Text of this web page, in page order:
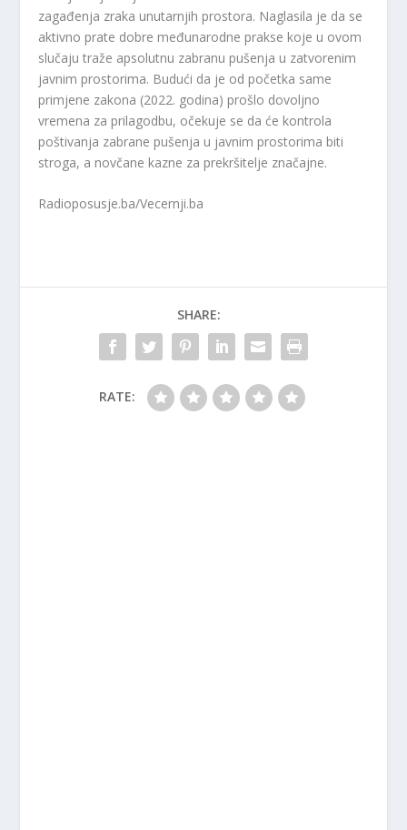
zagađenja zraka unutarnjih prostora. Naglasila je da se
aktivno prate dobre međunarodne prakse koje u ovom
slučaju traže apsolutnu zabranu pušenja u zatvorenim
javnim prostorima. Budući da je od početka same
primjene zakona (2022. godina) prošlo dovoljno
vremena za prilagodbu, očekuje se da će kontrola
poštivanja zabrane pušenja u javnim prostorima biti
stroga, a novčane kazne za prekršitelje značajne.
Radioposusje.ba/Vecernji.ba
SHARE:
RATE: